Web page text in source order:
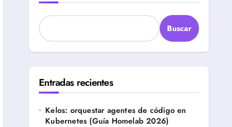
Buscar
Entradas recientes
Kelos: orquestar agentes de código en
Kubernetes (Guía Homelab 2026)